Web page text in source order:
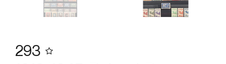
293